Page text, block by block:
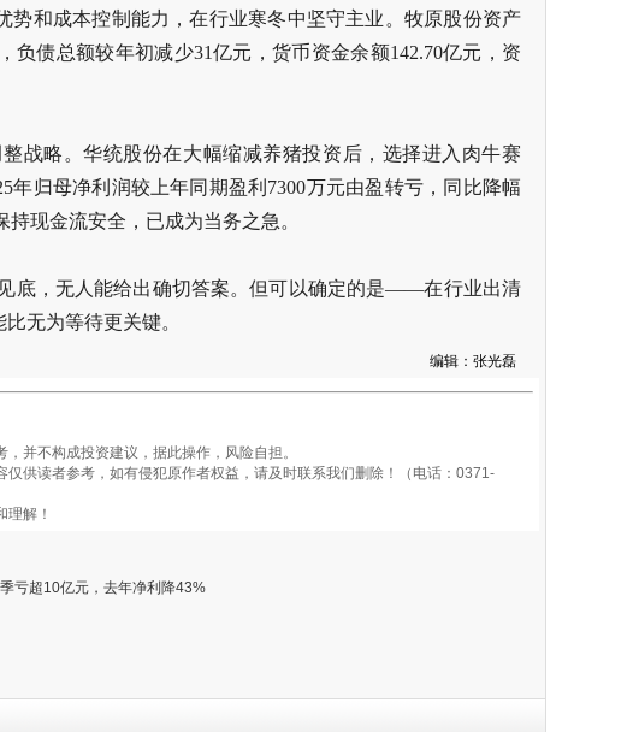
和成本控制能力，在行业寒冬中坚守主业。牧原股份资产
负债总额较年初减少31亿元，货币资金余额142.70亿元，资
战略。华统股份在大幅缩减养猪投资后，选择进入肉牛赛
归母净利润较上年同期盈利7300万元由盈转亏，同比降幅
现金流安全，已成为当务之急。
底，无人能给出确切答案。但可以确定的是——在行业出清
无为等待更关键。
编辑：张光磊
并不构成投资建议，据此操作，风险自担。
读者参考，如有侵犯原作者权益，请及时联系我们删除！（电话：0371-
解！
亏超10亿元，去年净利降43%